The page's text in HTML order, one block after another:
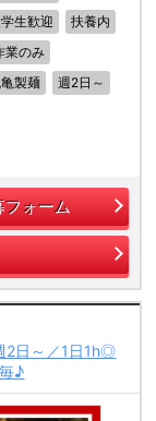
生歓迎
扶養内
業のみ
製麺 週2日～
フォーム
2日～／1日1h◎
♪